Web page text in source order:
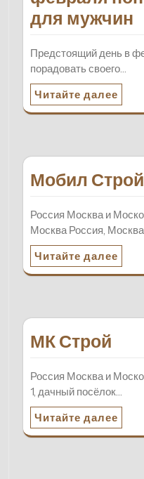
для мужчин
Предстоящий день в
порадовать своего…
Читайте далее
Мобил
Россия Москва и
Москва Россия,
Читайте далее
МК Строй
Россия Москва и
1, дачный посёлок…
Читайте далее